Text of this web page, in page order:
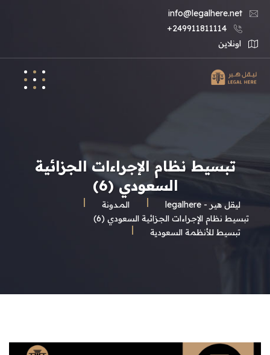
info@legalhere.net
249911811114+
اونلاين
تبسيط نظام الإجراءات الجزائية
السعودي (6)
ليقل هير - legalhere المـدونة
تبسيط للأنظمة السعودية
تبسيط نظام الإجراءات الجزائية السعودي (6)